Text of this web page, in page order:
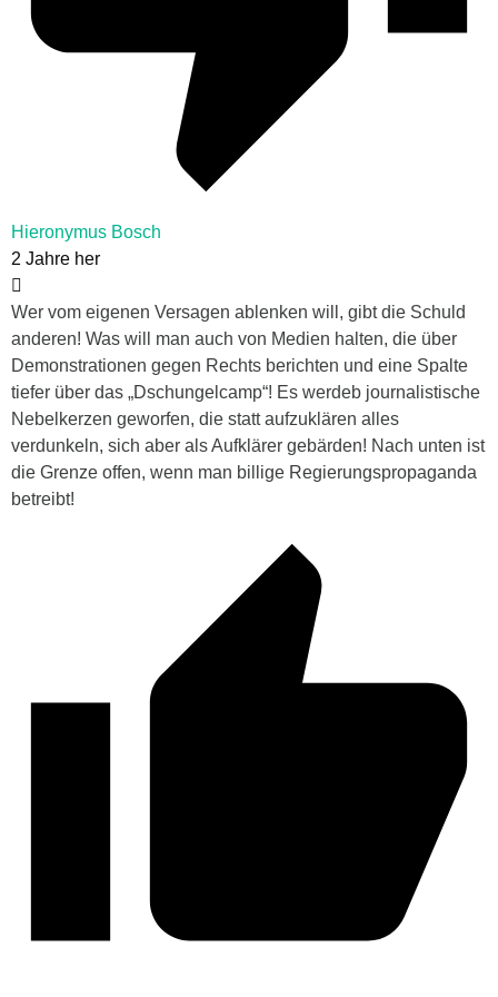
Hieronymus Bosch
2 Jahre her
Wer vom eigenen Versagen ablenken will, gibt die Schuld
anderen! Was will man auch von Medien halten, die über
Demonstrationen gegen Rechts berichten und eine Spalte
tiefer über das „Dschungelcamp“! Es werdeb journalistische
Nebelkerzen geworfen, die statt aufzuklären alles
verdunkeln, sich aber als Aufklärer gebärden! Nach unten ist
die Grenze offen, wenn man billige Regierungspropaganda
betreibt!